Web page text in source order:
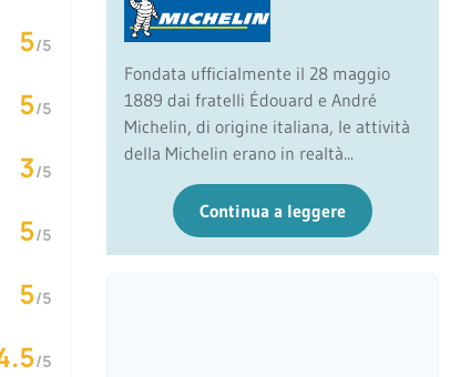
5/5
5/5
3/5
5/5
5/5
/5
Fondata ufficialmente il 28 maggio
1889 dai fratelli Édouard e André
Michelin, di origine italiana, le attività
della Michelin erano in realtà...
Continua a leggere